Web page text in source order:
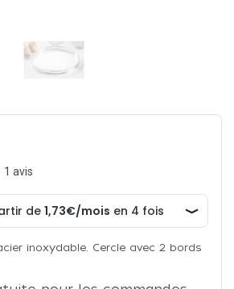
1 avis
inoxydable. Cercle avec 2 bords